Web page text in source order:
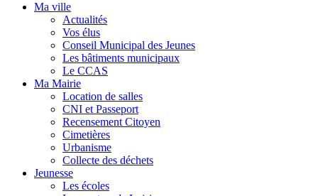
Ma ville
Actualités
Vos élus
Conseil Municipal des Jeunes
Les bâtiments municipaux
Le CCAS
Ma Mairie
Location de salles
CNI et Passeport
Recensement Citoyen
Cimetières
Urbanisme
Collecte des déchets
Jeunesse
Les écoles